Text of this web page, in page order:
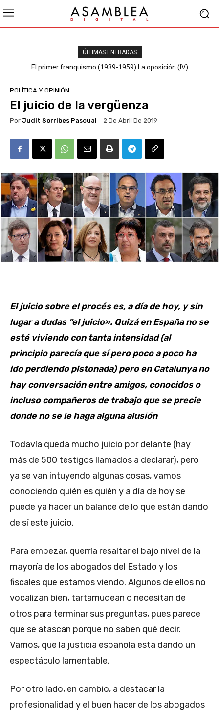
ÚLTIMAS ENTRADAS
El primer franquismo (1939-1959) La oposición (IV)
El primer franquismo (1939-1959) La oposición (III) El PSOE
POLÍTICA Y OPINIÓN
El juicio de la vergüenza
Por Judit Sorribes Pascual 2 De Abril De 2019
El juicio sobre el procés es, a día de hoy, y sin
lugar a dudas “el juicio». Quizá en España no se
esté viviendo con tanta intensidad (al
principio parecía que sí pero poco a poco ha
ido perdiendo pistonada) pero en Catalunya no
hay conversación entre amigos, conocidos o
incluso compañeros de trabajo que se precie
donde no se le haga alguna alusión
Todavía queda mucho juicio por delante (hay
más de 500 testigos llamados a declarar), pero
ya se van intuyendo algunas cosas, vamos
conociendo quién es quién y a día de hoy se
puede ya hacer un balance de lo que están dando
de sí este juicio.
Para empezar, querría resaltar el bajo nivel de la
mayoría de los abogados del Estado y los
fiscales que estamos viendo. Algunos de ellos no
vocalizan bien, tartamudean o necesitan de
otros para terminar sus preguntas, pues parece
que se atascan porque no saben qué decir.
Vamos, que la justicia española está dando un
espectáculo lamentable.
Por otro lado, en cambio, a destacar la
profesionalidad y el buen hacer de los abogados